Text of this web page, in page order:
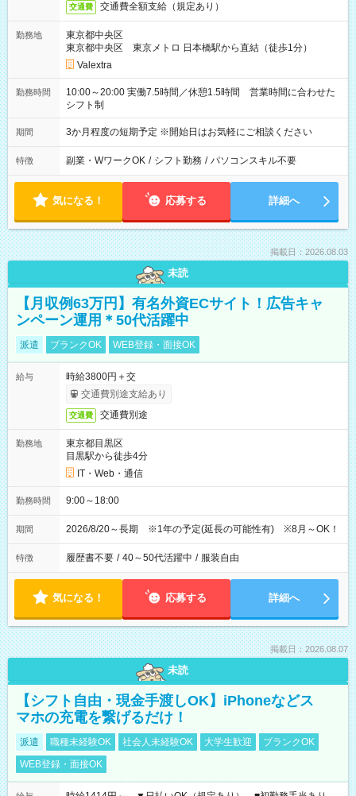
交通費 交通費全額支給（規定あり）
勤務地
東京都中央区
東京都中央区 東京メトロ 日本橋駅から直結（徒歩1分）
Valextra
勤務時間
10:00～20:00 実働7.5時間／休憩1.5時間 営業時間に合わせた
シフト制
期間 3か月程度の短期予定 ※開始日はお気軽にご相談ください
特徴 副業・WワークOK / シフト勤務 / パソコンスキル不要
気になる！ 応募する 詳細へ
掲載日：2026.08.03
未読
【月収例63万円】有名外資ECサイト！広告キャ
ンペーン運用＊50代活躍中
派遣 ブランクOK WEB登録・面接OK
給与
時給3800円＋交
交通費別途支給あり
交通費 交通費別途
勤務地
東京都目黒区
目黒駅から徒歩4分
IT・Web・通信
勤務時間 9:00～18:00
期間 2026/8/20～長期 ※1年の予定(延長の可能性有) ※8月～OK！
特徴 履歴書不要 / 40～50代活躍中 / 服装自由
気になる！ 応募する 詳細へ
掲載日：2026.08.07
未読
【シフト自由・現金手渡しOK】iPhoneなどス
マホの充電を繋げるだけ！
派遣 職種未経験OK 社会人未経験OK 大学生歓迎
ブランクOK
WEB登録・面接OK